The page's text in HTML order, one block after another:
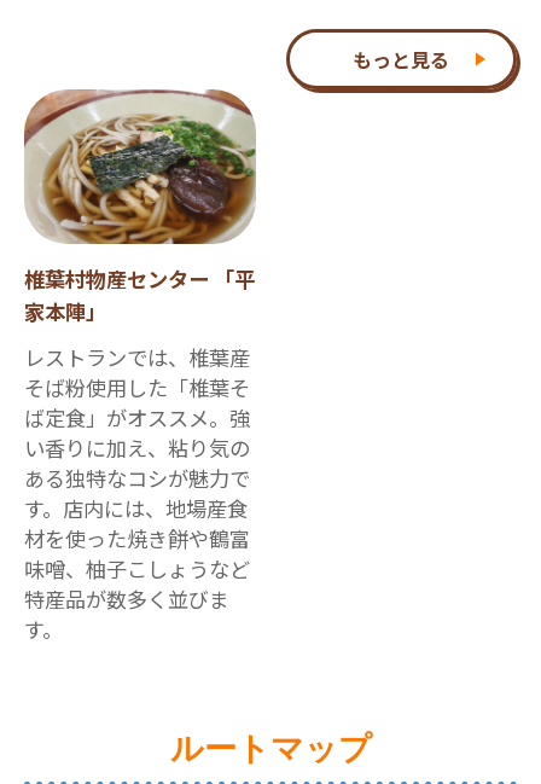
もっと見る
椎葉村物産センター 「平
家本陣」
レストランでは、椎葉産
そば粉使用した「椎葉そ
ば定食」がオススメ。強
い香りに加え、粘り気の
ある独特なコシが魅力で
す。店内には、地場産食
材を使った焼き餅や鶴富
味噌、柚子こしょうなど
特産品が数多く並びま
す。
ルートマップ